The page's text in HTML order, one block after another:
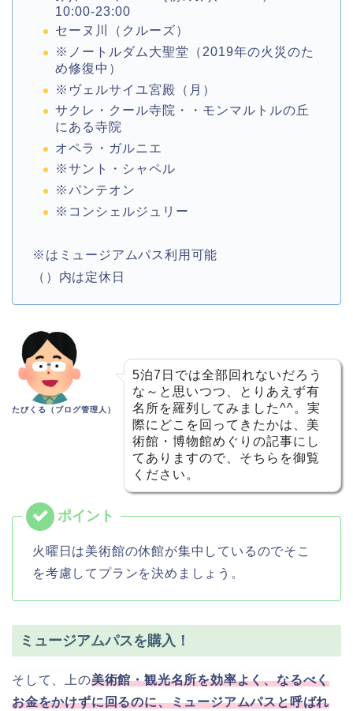
10:00-23:00
セーヌ川（クルーズ）
※ノートルダム大聖堂（2019年の火災のた
め修復中）
※ヴェルサイユ宮殿（月）
サクレ・クール寺院・・モンマルトルの丘
にある寺院
オペラ・ガルニエ
※サント・シャペル
※パンテオン
※コンシェルジュリー
※はミュージアムパス利用可能
（）内は定休日
たびくる（ブログ管理人）
5泊7日では全部回れないだろう
な～と思いつつ、とりあえず有
名所を羅列してみました^^。実
際にどこを回ってきたかは、美
術館・博物館めぐりの記事にし
てありますので、そちらを御覧
ください。
火曜日は美術館の休館が集中しているのでそこ
を考慮してプランを決めましょう。
ミュージアムパスを購入！
そして、上の美術館・観光名所を効率よく、なるべく
お金をかけずに回るのに、ミュージアムパスと呼ばれ